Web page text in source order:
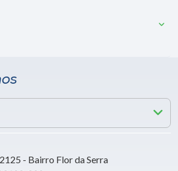
- Bairro Flor da Serra